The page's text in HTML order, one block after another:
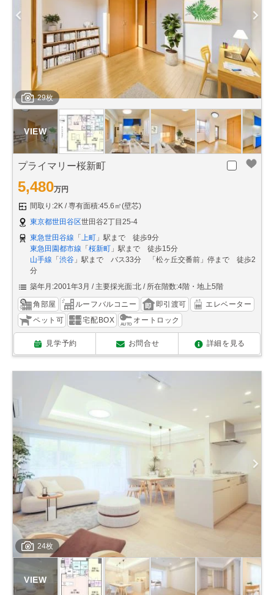
29枚
プライマリー桜新町
5,480万円
間取り:2K
専有面積:45.6㎡(壁芯)
東京都世田谷区世田谷2丁目25-4
東急世田谷線 「 上町 」駅まで 徒歩9分
東急田園都市線 「 桜新町 」駅まで 徒歩15分
山手線 「 渋谷 」駅まで バス33分 「松ヶ丘交番前」停まで 徒歩2
分
築年月:2001年3月
主要採光面:北 所在階数:4階・地上5階
角部屋 ルーフバルコニー 即引渡可
エレベーター
ペット可
宅配BOX オートロック
見学予約 お問合せ 詳細を見る
24枚